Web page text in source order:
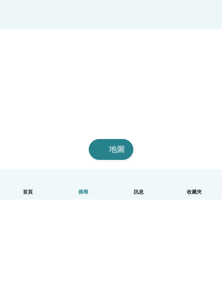
首頁 搜尋 訊息 收藏夾
地圖